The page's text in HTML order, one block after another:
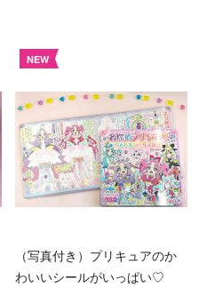
NEW
（写真付き）プリキュアのか
わいいシールがいっぱい♡